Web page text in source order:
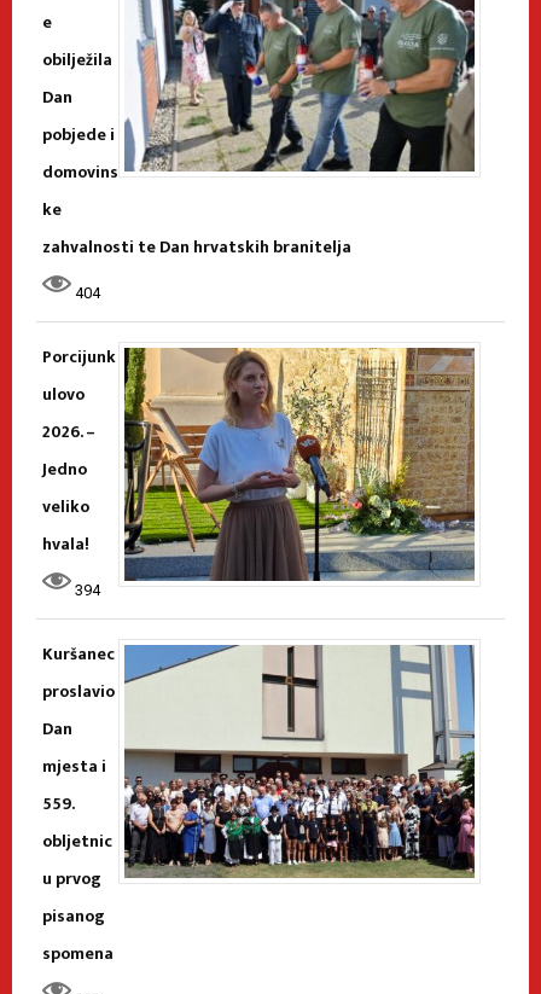
e
obilježila
Dan
pobjede i
domovins
ke
zahvalnosti te Dan hrvatskih branitelja
404
Porcijunk
ulovo
2026. –
Jedno
veliko
hvala!
394
Kuršanec
proslavio
Dan
mjesta i
559.
obljetnic
u prvog
pisanog
spomena